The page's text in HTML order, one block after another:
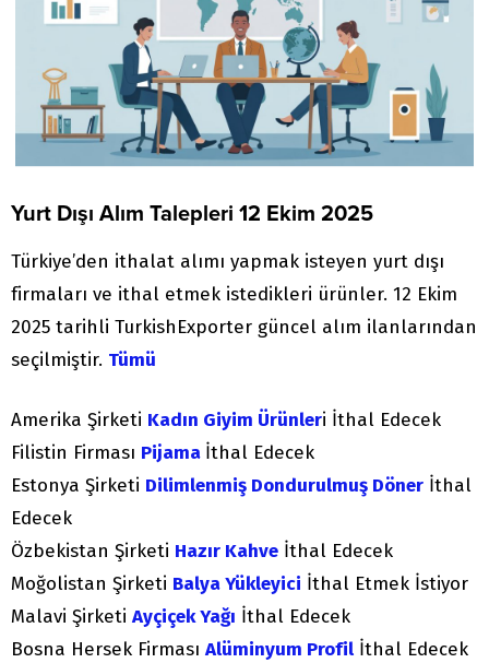
Yurt Dışı Alım Talepleri 12 Ekim 2025
Türkiye’den ithalat alımı yapmak isteyen yurt dışı
firmaları ve ithal etmek istedikleri ürünler. 12 Ekim
2025 tarihli TurkishExporter güncel alım ilanlarından
seçilmiştir. Tümü
Amerika Şirketi Kadın Giyim Ürünleri İthal Edecek
Filistin Firması Pijama İthal Edecek
Estonya Şirketi Dilimlenmiş Dondurulmuş Döner İthal
Edecek
Özbekistan Şirketi Hazır Kahve İthal Edecek
Moğolistan Şirketi Balya Yükleyici İthal Etmek İstiyor
Malavi Şirketi Ayçiçek Yağı İthal Edecek
Bosna Hersek Firması Alüminyum Profil İthal Edecek